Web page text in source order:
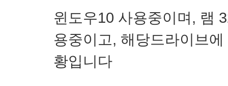
윈도우10 사용중이며, 램
용중이고, 해당드라이브
황입니다